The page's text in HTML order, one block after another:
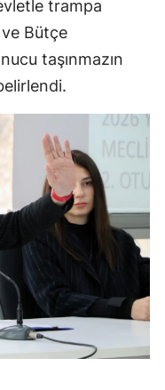
trampa
Bütçe
taşınmazın